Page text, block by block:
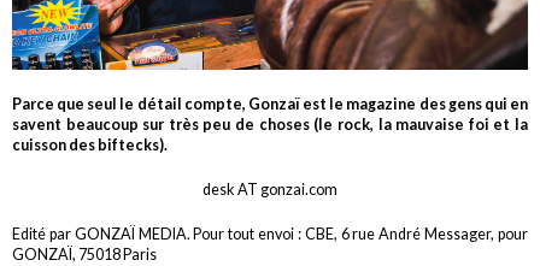
Parce que seul le détail compte, Gonzaï est le magazine des gens qui en
savent beaucoup sur très peu de choses (le rock, la mauvaise foi et la
cuisson des biftecks).
desk AT gonzai.com
Edité par GONZAÏ MEDIA. Pour tout envoi : CBE, 6 rue André Messager, pour
GONZAÏ, 75018 Paris